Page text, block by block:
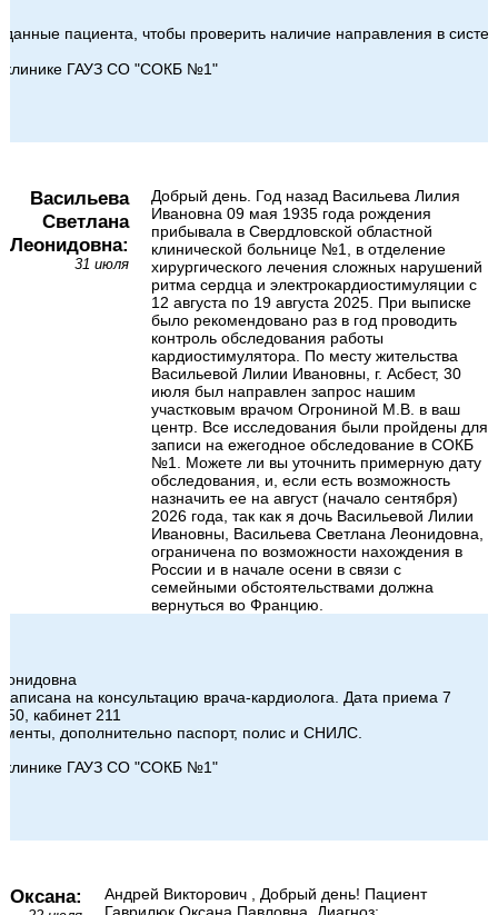
пациента, чтобы проверить наличие направления в
ГАУЗ СО "СОКБ №1"
Васильева
Светлана
Леонидовна:
31 июля
Добрый день. Год назад Васильева Лилия
Ивановна 09 мая 1935 года рождения
прибывала в Свердловской областной
клинической больнице №1, в отделение
хирургического лечения сложных нарушений
ритма сердца и электрокардиостимуляции с
12 августа по 19 августа 2025. При выписке
было рекомендовано раз в год проводить
контроль обследования работы
кардиостимулятора. По месту жительства
Васильевой Лилии Ивановны, г. Асбест, 30
июля был направлен запрос нашим
участковым врачом Огрониной М.В. в ваш
центр. Все исследования были пройдены для
записи на ежегодное обследование в СОКБ
№1. Можете ли вы уточнить примерную дату
обследования, и, если есть возможность
назначить ее на август (начало сентября)
2026 года, так как я дочь Васильевой Лилии
Ивановны, Васильева Светлана Леонидовна,
ограничена по возможности нахождения в
России и в начале осени в связи с
семейными обстоятельствами должна
вернуться во Францию.
на консультацию врача-кардиолога. Дата приема 7
кабинет 211
дополнительно паспорт, полис и СНИЛС.
ГАУЗ СО "СОКБ №1"
Оксана:
Андрей Викторович , Добрый день! Пациент
Гаврилюк Оксана Павловна, Диагноз: